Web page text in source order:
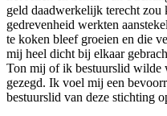
geld daadwerkelijk terecht zou
gedrevenheid werkten
te koken bleef groeien en die
mij heel dicht bij elkaar
Ton mij of ik bestuurslid wilde
gezegd. Ik voel mij een
bestuurslid van deze stichting